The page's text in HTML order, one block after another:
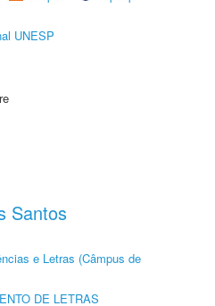
UNESP
Santos
e Letras (Câmpus de
DE LETRAS